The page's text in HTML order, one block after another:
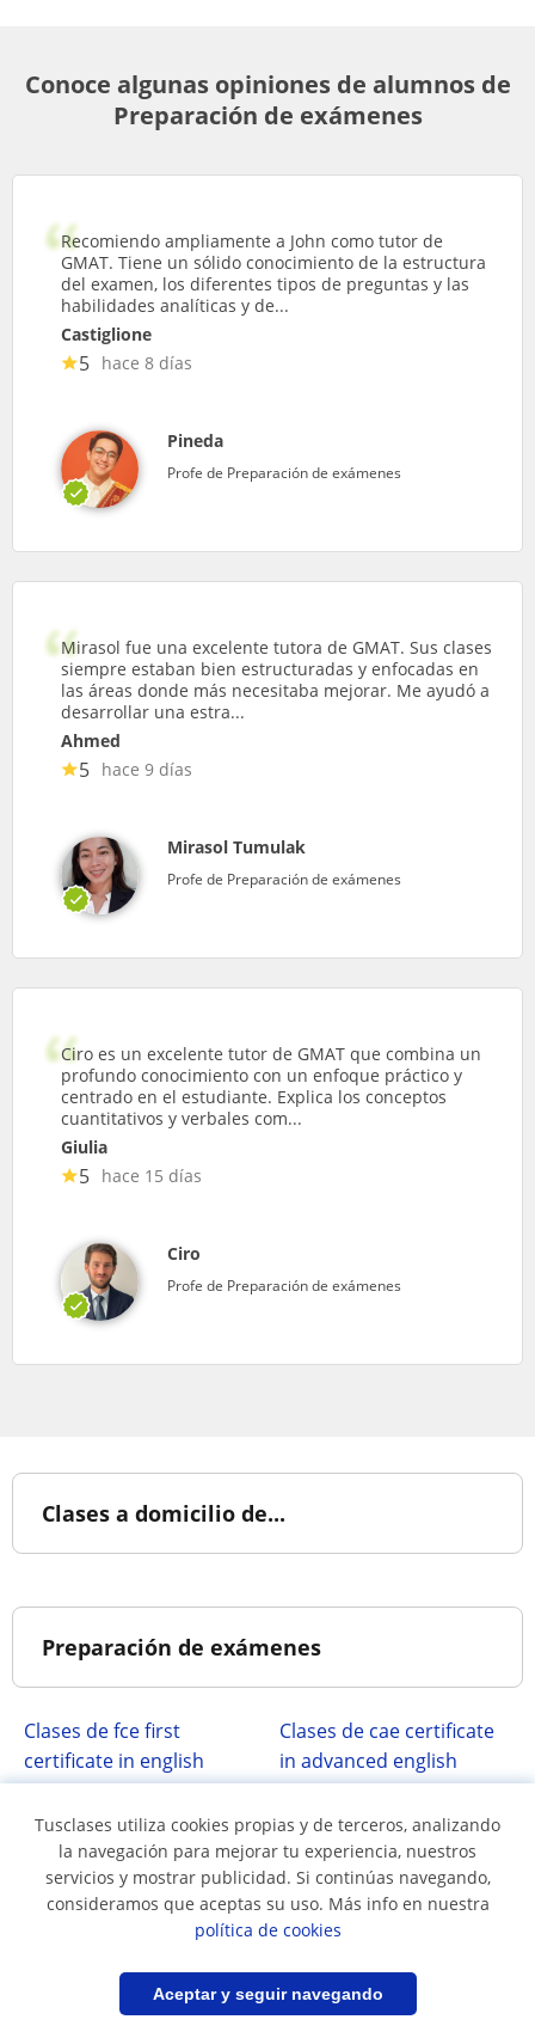
Guardar búsqueda
Conoce algunas opiniones de alumnos de
Preparación de exámenes
Recomiendo ampliamente a John como tutor de
GMAT. Tiene un sólido conocimiento de la estructura
del examen, los diferentes tipos de preguntas y las
habilidades analíticas y de...
Castiglione
5 hace 8 días
Pineda
Profe de Preparación de exámenes
Mirasol fue una excelente tutora de GMAT. Sus clases
siempre estaban bien estructuradas y enfocadas en
las áreas donde más necesitaba mejorar. Me ayudó a
desarrollar una estra...
Ahmed
5 hace 9 días
Mirasol Tumulak
Profe de Preparación de exámenes
Ciro es un excelente tutor de GMAT que combina un
profundo conocimiento con un enfoque práctico y
centrado en el estudiante. Explica los conceptos
cuantitativos y verbales com...
Giulia
5 hace 15 días
Ciro
Profe de Preparación de exámenes
Clases a domicilio de...
Preparación de exámenes
Clases de fce first
certificate in english
Clases de cae certificate
in advanced english
certificate proficiency in
english
Clases de ielts
Clases de permisos de
conducir
Principales municipios
Tusclases utiliza cookies propias y de terceros, analizando
la navegación para mejorar tu experiencia, nuestros
servicios y mostrar publicidad. Si continúas navegando,
consideramos que aceptas su uso. Más info en nuestra
política de cookies
Aceptar y seguir navegando